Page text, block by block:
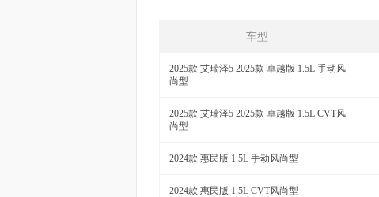
车型
2025款 艾瑞泽5 2025款 卓越版 1.5L 手动风
尚型
2025款 艾瑞泽5 2025款 卓越版 1.5L CVT风
尚型
2024款 惠民版 1.5L 手动风尚型
2024款 惠民版 1.5L CVT风尚型